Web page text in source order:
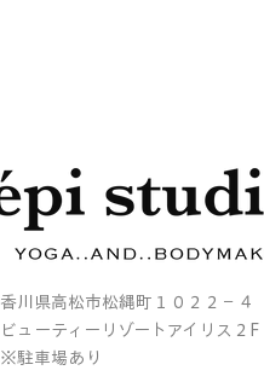
香川県高松市松縄町１０２２－４
ビューティーリゾートアイリス２F
※駐車場あり